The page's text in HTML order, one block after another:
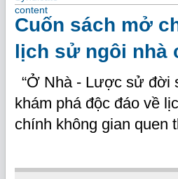
Cuốn sách mở
lịch sử ngôi nhà
“Ở Nhà - Lược sử đời
khám phá độc đáo về
chính không gian quen